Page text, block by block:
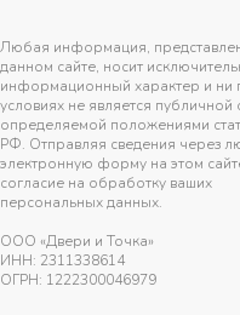
Любая информация,
данном сайте, носит
информационный характер и ни
условиях не является
определяемой положениями
РФ. Отправляя сведения через
электронную форму на этом
согласие на обработку ваших
персональных данных.
ООО «Двери и Точка»
ИНН: 2311338614
ОГРН: 1222300046979